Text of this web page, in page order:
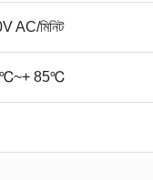
AC/মিনিট
85℃